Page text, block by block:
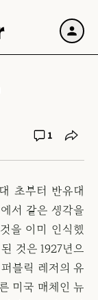
1
초부터 반유대
서 같은 생각을
을 이미 인식했
것은 1927년으
블릭 레저의 유
미국 매체인 뉴